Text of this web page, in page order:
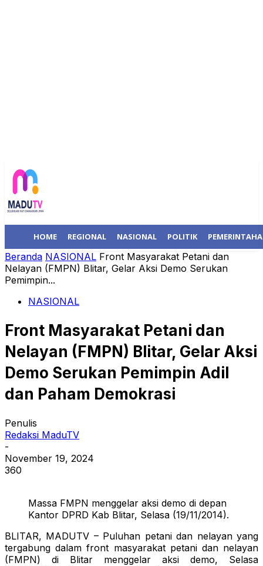
HOME REGIONAL NASIONAL POLITIK
Beranda NASIONAL Front Masyarakat Petani dan
Nelayan (FMPN) Blitar, Gelar Aksi Demo Serukan
Pemimpin...
NASIONAL
Front Masyarakat Petani dan
Nelayan (FMPN) Blitar, Gelar Aksi
Demo Serukan Pemimpin Adil
dan Paham Demokrasi
Penulis
Redaksi MaduTV
-
November 19, 2024
360
Massa FMPN menggelar aksi demo di depan
Kantor DPRD Kab Blitar, Selasa (19/11/2014).
BLITAR, MADUTV – Puluhan petani dan nelayan yang
tergabung dalam front masyarakat petani dan nelayan
(FMPN) di Blitar menggelar aksi demo, Selasa